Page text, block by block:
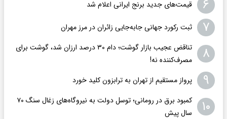
۶ قیمت‌های جدید برنج ایرانی اعلام شد
۷ ثبت رکورد جهانی جابه‌جایی زائران در مرز مهران
۸
تناقض عجیب بازار گوشت؛ دام ۳۰ درصد ارزان شد، گوشت برای
مصرف‌کننده نه!
۹ پرواز مستقیم از تهران به ترابزون کلید خورد
۱۰
کمبود برق در رومانی؛ توسل دولت به نیروگاه‌های زغال سنگ ۷۰
سال پیش